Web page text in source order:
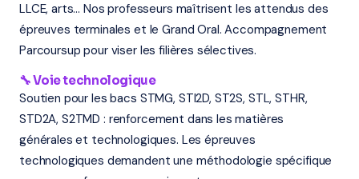
LLCE, arts... Nos professeurs maîtrisent les attendus des
épreuves terminales et le Grand Oral. Accompagnement
Parcoursup pour viser les filières sélectives.
🔧 Voie technologique
Soutien pour les bacs STMG, STI2D, ST2S, STL, STHR,
STD2A, S2TMD : renforcement dans les matières
générales et technologiques. Les épreuves
technologiques demandent une méthodologie spécifique